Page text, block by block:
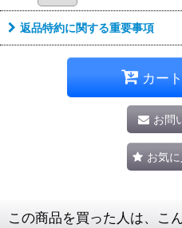
返品特約に関する重要事項
カー
お問
お気
この商品を買った人は、こ